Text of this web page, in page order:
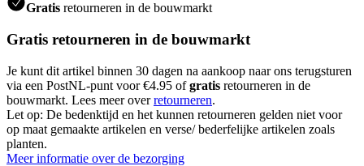
Gratis retourneren in de bouwmarkt
Gratis retourneren in de bouwmarkt
Je kunt dit artikel binnen 30 dagen na aankoop naar ons terugsturen
via een PostNL-punt voor €4.95 ofgratis retourneren in de
bouwmarkt. Lees meer overretourneren.
Let op: De bedenktijd en het kunnen retourneren gelden niet voor
op maat gemaakte artikelen en verse/ bederfelijke artikelen zoals
planten.
Meer informatie over de bezorging